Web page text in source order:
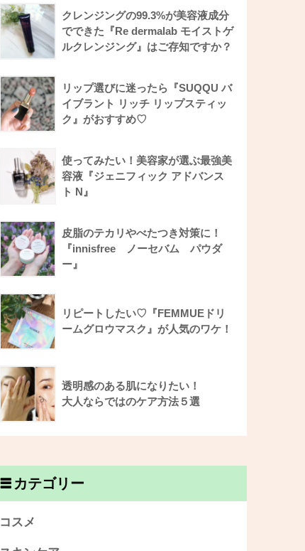
クレンジングの99.3%が美容液成分
でできた『Re dermalab モイストゲ
ルクレンジング』はご存知ですか？
リップ選びに迷ったら『SUQQU バ
イブラント リッチ リップスティッ
ク』がおすすめ♡
使ってみたい！美容家が選ぶ最強美
容液『ジェニフィック アドバンス
ト N』
皮脂のテカリやべたつき対策に！
『innisfree ノーセバム パウダ
ー』
リピートしたい♡『FEMMUEドリ
ームグロウマスク』が人気のワケ！
透明感のある肌になりたい！
大人ならではのケア方法５選
カテゴリー
コスメ